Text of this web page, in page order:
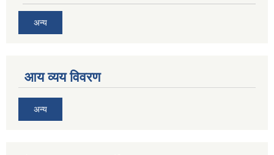
अन्य
आय व्यय विवरण
अन्य